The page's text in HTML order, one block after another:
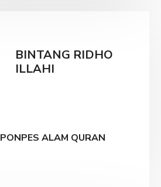
BINTANG RIDHO
ILLAHI
PONPES ALAM QURAN